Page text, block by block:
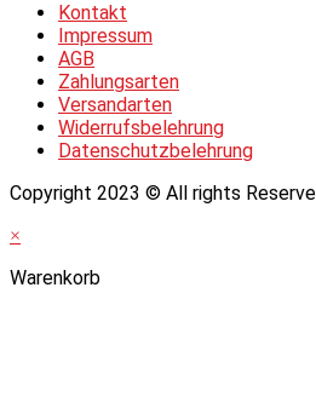
Kontakt
Impressum
AGB
Zahlungsarten
Versandarten
Widerrufsbelehrung
Datenschutzbelehrung
Copyright 2023 © All rights
×
Warenkorb